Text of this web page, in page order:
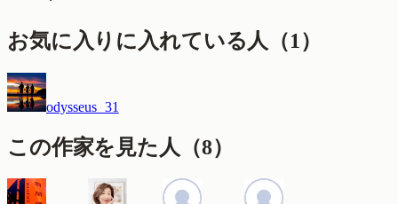
お気に入りに入れている人 （1）
odysseus_31
この作家を見た人 （8）